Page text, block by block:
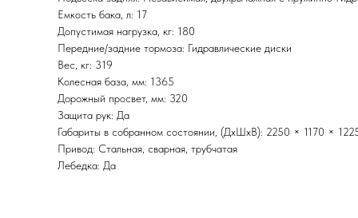
Емкость бака, л: 17
Допустимая нагрузка, кг: 180
Передние/задние тормоза: Гидравлические диски
Вес, кг: 319
Колесная база, мм: 1365
Дорожный просвет, мм: 320
Защита рук: Да
Габариты в собранном состоянии, (ДхШхВ): 2250 × 1170 ×
Привод: Стальная, сварная, трубчатая
Лебедка: Да